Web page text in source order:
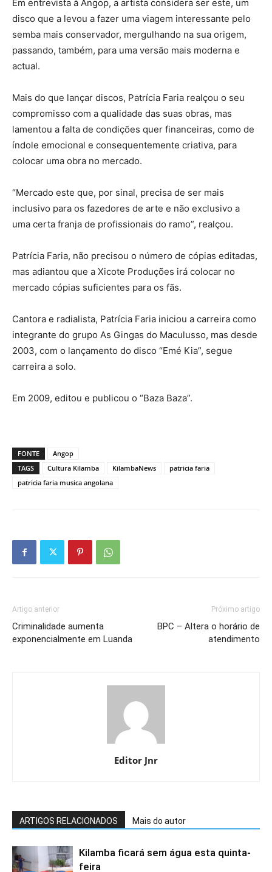
Em entrevista à Angop, a artista considera ser este, um
disco que a levou a fazer uma viagem interessante pelo
semba mais conservador, mergulhando na sua origem,
passando, também, para uma versão mais moderna e
actual.
Mais do que lançar discos, Patrícia Faria realçou o seu
compromisso com a qualidade das suas obras, mas
lamentou a falta de condições quer financeiras, como de
índole emocional e consequentemente criativa, para
colocar uma obra no mercado.
“Mercado este que, por sinal, precisa de ser mais
inclusivo para os fazedores de arte e não exclusivo a
uma certa franja de profissionais do ramo”, realçou.
Patrícia Faria, não precisou o número de cópias editadas,
mas adiantou que a Xicote Produções irá colocar no
mercado cópias suficientes para os fãs.
Cantora e radialista, Patrícia Faria iniciou a carreira como
integrante do grupo As Gingas do Maculusso, mas desde
2003, com o lançamento do disco “Emé Kia”, segue
carreira a solo.
Em 2009, editou e publicou o “Baza Baza”.
FONTE
Angop
TAGS
Cultura Kilamba KilambaNews
patricia faria
patricia faria musica angolana
Artigo anterior
Criminalidade aumenta
exponencialmente em Luanda
Próximo artigo
BPC – Altera o horário de
atendimento
Editor Jnr
ARTIGOS RELACIONADOS Mais do autor
Kilamba ficará sem água esta quinta-
feira